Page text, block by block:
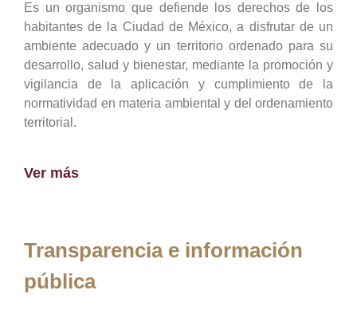
Es un organismo que defiende los derechos de los
habitantes de la Ciudad de México, a disfrutar de un
ambiente adecuado y un territorio ordenado para su
desarrollo, salud y bienestar, mediante la promoción y
vigilancia de la aplicación y cumplimiento de la
normatividad en materia ambiental y del ordenamiento
territorial.
Ver más
Transparencia e información
pública